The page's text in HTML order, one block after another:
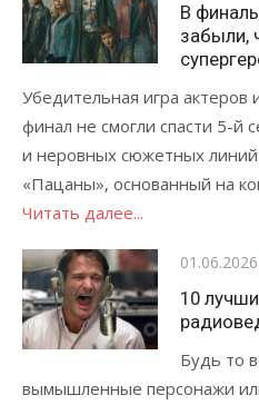
В
забыли,
Убедительная игра актеров
финал не смогли спасти 5-й
и неровных сюжетных
«Пацаны», основанный на
Читать далее...
01.06.2026
10
Будь то
вымышленные персонажи